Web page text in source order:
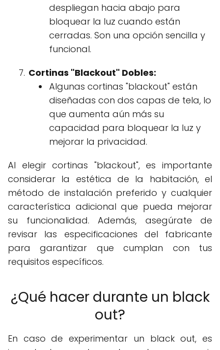
despliegan hacia abajo para
bloquear la luz cuando están
cerradas. Son una opción sencilla y
funcional.
Cortinas "Blackout" Dobles:
Algunas cortinas "blackout" están
diseñadas con dos capas de tela, lo
que aumenta aún más su
capacidad para bloquear la luz y
mejorar la privacidad.
Al elegir cortinas "blackout", es importante
considerar la estética de la habitación, el
método de instalación preferido y cualquier
característica adicional que pueda mejorar
su funcionalidad. Además, asegúrate de
revisar las especificaciones del fabricante
para garantizar que cumplan con tus
requisitos específicos.
¿Qué hacer durante un black
out?
En caso de experimentar un black out, es